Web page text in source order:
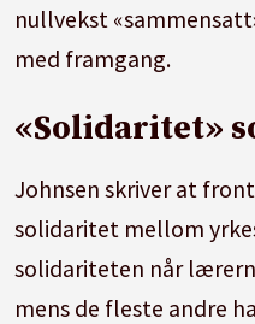
nullvekst
med framgang.
«Solidaritet»
Johnsen skriver at
solidaritet mellom
solidariteten når
mens de fleste andre